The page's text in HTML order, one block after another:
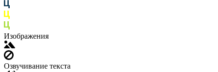
Изображения
Озвучивание текста